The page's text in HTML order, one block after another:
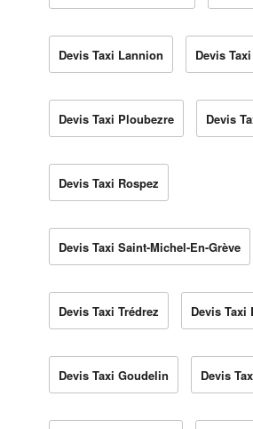
Devis Taxi Lannion Devis
Devis Taxi Ploubezre Devis
Devis Taxi Rospez
Devis Taxi Saint-Michel-En-Grève
Devis Taxi Trédrez Devis Taxi
Devis Taxi Goudelin Devis